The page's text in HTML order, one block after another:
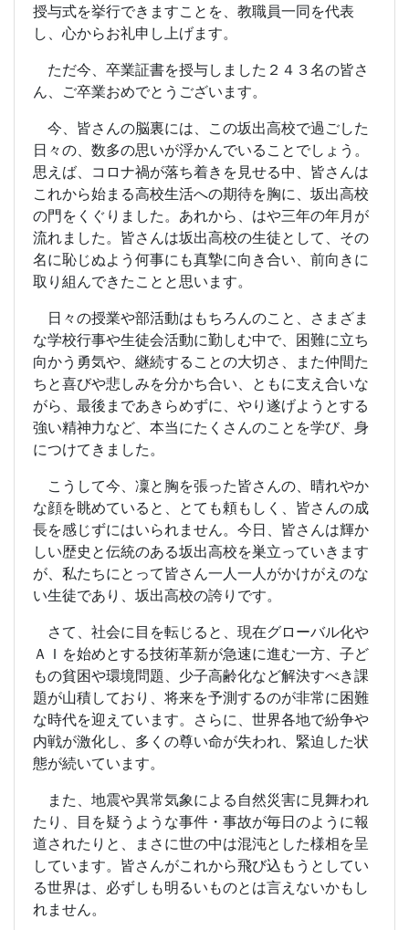
授与式を挙行できますことを、教職員一同を代表
し、心からお礼申し上げます。
ただ今、卒業証書を授与しました２４３名の皆さ
ん、ご卒業おめでとうございます。
今、皆さんの脳裏には、この坂出高校で過ごした
日々の、数多の思いが浮かんでいることでしょう。
思えば、コロナ禍が落ち着きを見せる中、皆さんは
これから始まる高校生活への期待を胸に、坂出高校
の門をくぐりました。あれから、はや三年の年月が
流れました。皆さんは坂出高校の生徒として、その
名に恥じぬよう何事にも真摯に向き合い、前向きに
取り組んできたことと思います。
日々の授業や部活動はもちろんのこと、さまざま
な学校行事や生徒会活動に勤しむ中で、困難に立ち
向かう勇気や、継続することの大切さ、また仲間た
ちと喜びや悲しみを分かち合い、ともに支え合いな
がら、最後まであきらめずに、やり遂げようとする
強い精神力など、本当にたくさんのことを学び、身
につけてきました。
こうして今、凜と胸を張った皆さんの、晴れやか
な顔を眺めていると、とても頼もしく、皆さんの成
長を感じずにはいられません。今日、皆さんは輝か
しい歴史と伝統のある坂出高校を巣立っていきます
が、私たちにとって皆さん一人一人がかけがえのな
い生徒であり、坂出高校の誇りです。
さて、社会に目を転じると、現在グローバル化や
ＡＩを始めとする技術革新が急速に進む一方、子ど
もの貧困や環境問題、少子高齢化など解決すべき課
題が山積しており、将来を予測するのが非常に困難
な時代を迎えています。さらに、世界各地で紛争や
内戦が激化し、多くの尊い命が失われ、緊迫した状
態が続いています。
また、地震や異常気象による自然災害に見舞われ
たり、目を疑うような事件・事故が毎日のように報
道されたりと、まさに世の中は混沌とした様相を呈
しています。皆さんがこれから飛び込もうとしてい
る世界は、必ずしも明るいものとは言えないかもし
れません。